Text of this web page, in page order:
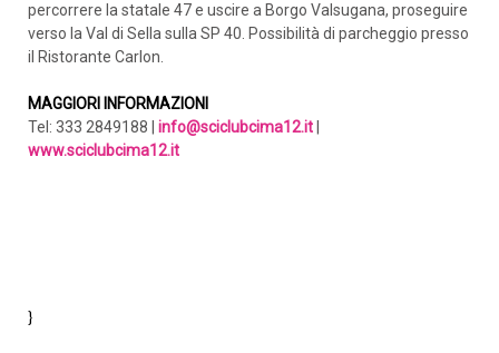
percorrere la statale 47 e uscire a Borgo Valsugana, proseguire
verso la Val di Sella sulla SP 40. Possibilità di parcheggio presso
il Ristorante Carlon.
MAGGIORI INFORMAZIONI
Tel: 333 2849188 | info@sciclubcima12.it
www.sciclubcima12.it
}